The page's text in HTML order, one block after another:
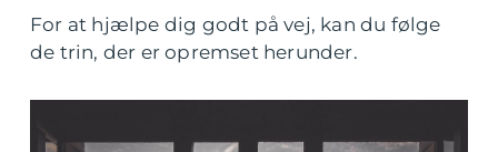
For at hjælpe dig godt på vej, kan du følge
de trin, der er opremset herunder.